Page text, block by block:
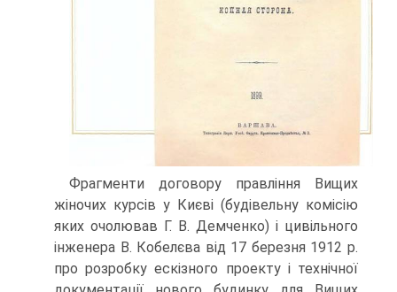
Фрагменти договору правління Вищих
жіночих курсів у Києві (будівельну комісію
яких очолював Г. В. Демченко) і цивільного
інженера В. Кобелєва від 17 березня 1912 р.
про розробку ескізного проекту і технічної